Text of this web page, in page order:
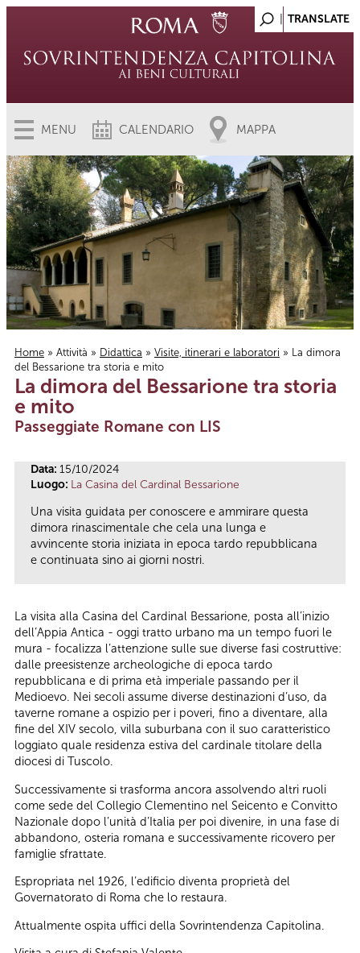
MENU CALENDARIO MAPPA
Tu sei qui
Home » Attività » Didattica » Visite, itinerari e laboratori » La dimora
del Bessarione tra storia e mito
La dimora del Bessarione tra storia
e mito
Passeggiate Romane con LIS
Data: 15/10/2024
Luogo: La Casina del Cardinal Bessarione
Una visita guidata per conoscere e ammirare questa
dimora rinascimentale che cela una lunga e
avvincente storia iniziata in epoca tardo repubblicana
e continuata sino ai giorni nostri.
La visita alla Casina del Cardinal Bessarione, posta all’inizio
dell’Appia Antica - oggi tratto urbano ma un tempo fuori le
mura - focalizza l’attenzione sulle sue diverse fasi costruttive:
dalle preesistenze archeologiche di epoca tardo
repubblicana e di prima età imperiale passando per il
Medioevo. Nei secoli assume diverse destinazioni d’uso, da
taverne romane a ospizio per i poveri, fino a diventare, alla
fine del XIV secolo, villa suburbana con il suo caratteristico
loggiato quale residenza estiva del cardinale titolare della
diocesi di Tuscolo.
Successivamente si trasforma ancora assolvendo altri ruoli
come sede del Collegio Clementino nel Seicento e Convitto
Nazionale dopo l’unità d’Italia per poi divenire, in una fase di
abbandono, osteria romana e successivamente ricovero per
famiglie sfrattate.
Espropriata nel 1926, l’edificio diventa proprietà del
Governatorato di Roma che lo restaura.
Attualmente ospita uffici della Sovrintendenza Capitolina.